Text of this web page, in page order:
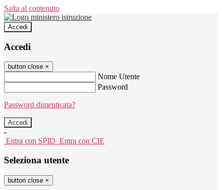
Salta al contenuto
Accedi
Accedi
button close ×
Nome Utente
Password
Password dimenticata?
-
Entra con SPID Entra con CIE
Seleziona utente
button close ×